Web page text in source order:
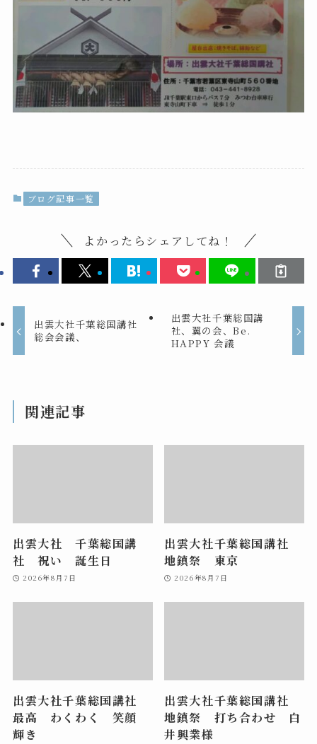
ブログ記事一覧
よかったらシェアしてね！
出雲大社千葉総国講社
総会会議、
出雲大社千葉総国講
社、翼の会、Be.
HAPPY 会議
関連記事
出雲大社 千葉総国講
社 祝い 誕生日
2026年8月7日
出雲大社千葉総国講社
地鎮祭 東京
2026年8月7日
出雲大社千葉総国講社
最高 わくわく 笑顔
輝き
出雲大社千葉総国講社
地鎮祭 打ち合わせ 白
井興業様